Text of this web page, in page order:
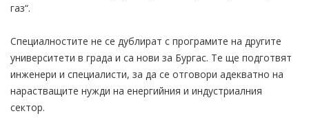
газ“.
Специалностите не се дублират с програмите на другите
университети в града и са нови за Бургас. Те ще подготвят
инженери и специалисти, за да се отговори адекватно на
нарастващите нужди на енергийния и индустриалния
сектор.